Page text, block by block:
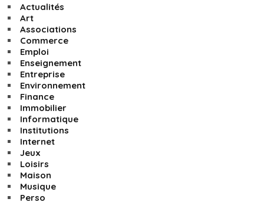
Actualités
Art
Associations
Commerce
Emploi
Enseignement
Entreprise
Environnement
Finance
Immobilier
Informatique
Institutions
Internet
Jeux
Loisirs
Maison
Musique
Perso